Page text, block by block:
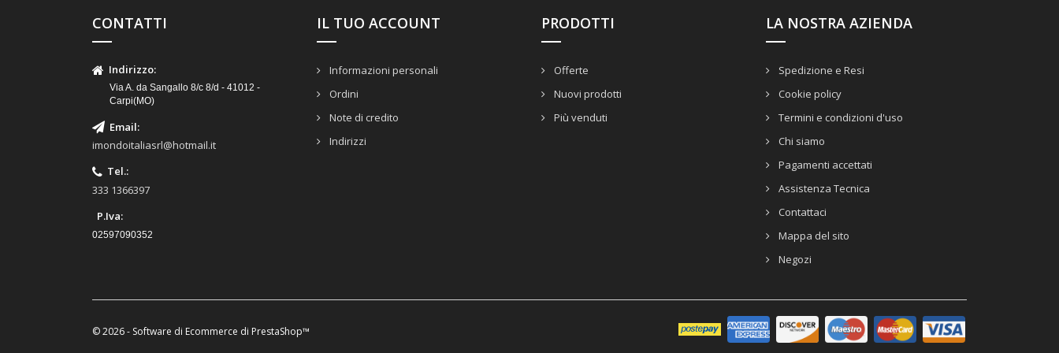
CONTATTI
Indirizzo:
Via A. da Sangallo 8/c 8/d - 41012 -
Carpi(MO)
Email:
imondoitaliasrl@hotmail.it
Tel.:
333 1366397
P.Iva:
02597090352
IL TUO ACCOUNT
Informazioni personali
Ordini
Note di credito
Indirizzi
PRODOTTI
Offerte
Nuovi prodotti
Più venduti
LA NOSTRA AZIENDA
Spedizione e Resi
Cookie policy
Termini e condizioni d'uso
Chi siamo
Pagamenti accettati
Assistenza Tecnica
Contattaci
Mappa del sito
Negozi
© 2026 - Software di Ecommerce di PrestaShop™